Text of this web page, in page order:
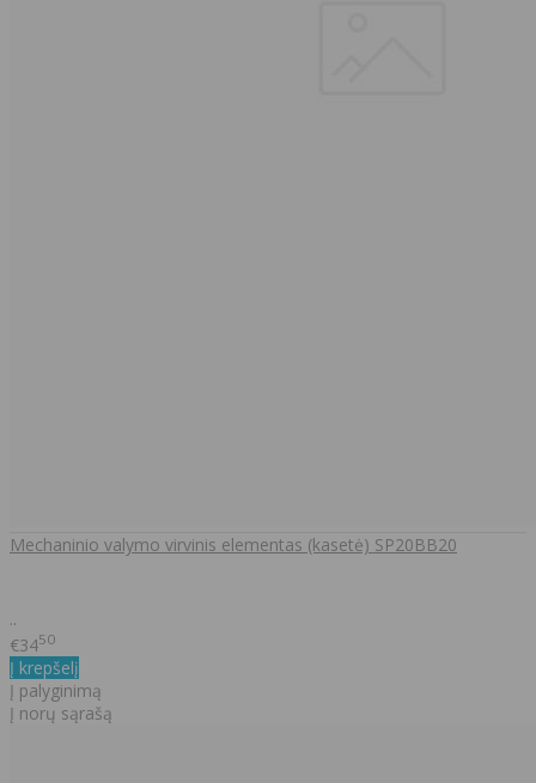
Mechaninio valymo virvinis elementas (kasetė) SP20BB20
..
€3450
Į krepšelį
Į palyginimą
Į norų sąrašą